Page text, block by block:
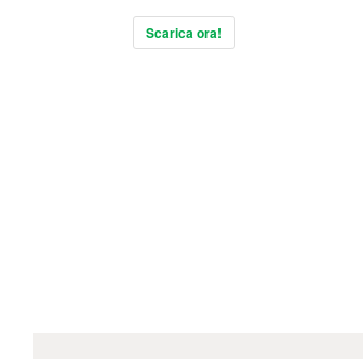
Scarica ora!